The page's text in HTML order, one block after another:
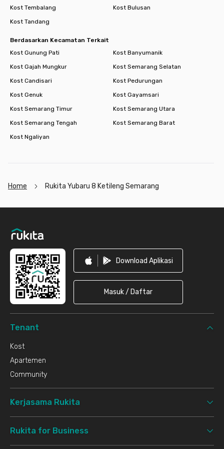
Kost Tembalang
Kost Bulusan
Kost Tandang
Berdasarkan Kecamatan Terkait
Kost Gunung Pati
Kost Banyumanik
Kost Gajah Mungkur
Kost Semarang Selatan
Kost Candisari
Kost Pedurungan
Kost Genuk
Kost Gayamsari
Kost Semarang Timur
Kost Semarang Utara
Kost Semarang Tengah
Kost Semarang Barat
Kost Ngaliyan
Home Rukita Yubaru 8 Ketileng Semarang
Download Aplikasi
Masuk / Daftar
Tenant
Kost
Apartemen
Community
Kerjasama Rukita
Rukita for Business